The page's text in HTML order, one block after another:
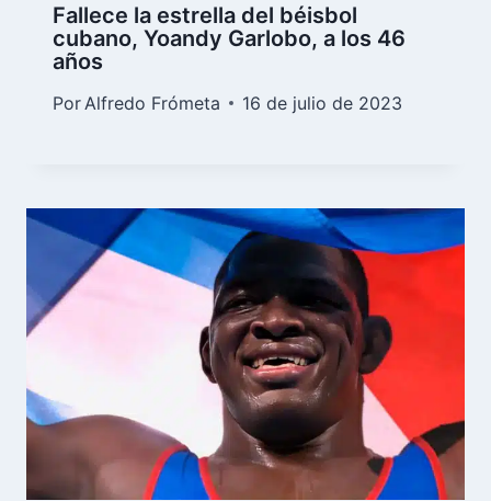
Fallece la estrella del béisbol
cubano, Yoandy Garlobo, a los 46
años
Por Alfredo Frómeta 16 de julio de 2023